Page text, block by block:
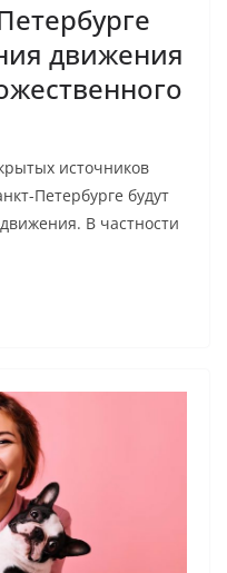
движения
источников
Петербурге будут
В частности